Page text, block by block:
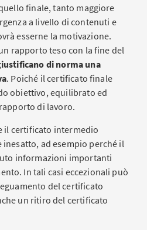
finale, tanto maggiore
a livello di contenuti e
esserne la motivazione.
rapporto teso con la fine del
di norma una
. Poiché il certificato finale
obiettivo, equilibrato ed
di lavoro.
il certificato intermedio
ad esempio perché il
informazioni importanti
In tali casi eccezionali può
del certificato
un ritiro del certificato